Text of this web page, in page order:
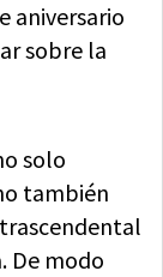
aniversario
sobre la
solo
también
De modo